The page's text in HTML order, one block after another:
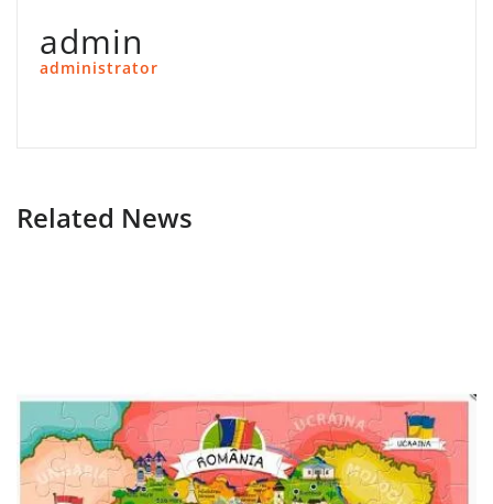
admin
administrator
Related News